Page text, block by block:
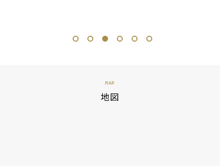
1 2 3 4 5 6
MAP
地図